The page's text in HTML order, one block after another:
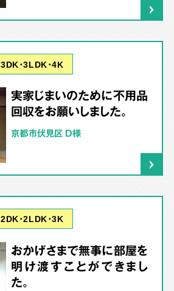
3DK･3LDK･4K
実家じまいのために不用品
回収をお願いしました。
京都市伏見区 D様
2DK･2LDK･3K
おかげさまで無事に部屋を
明け渡すことができまし
た。